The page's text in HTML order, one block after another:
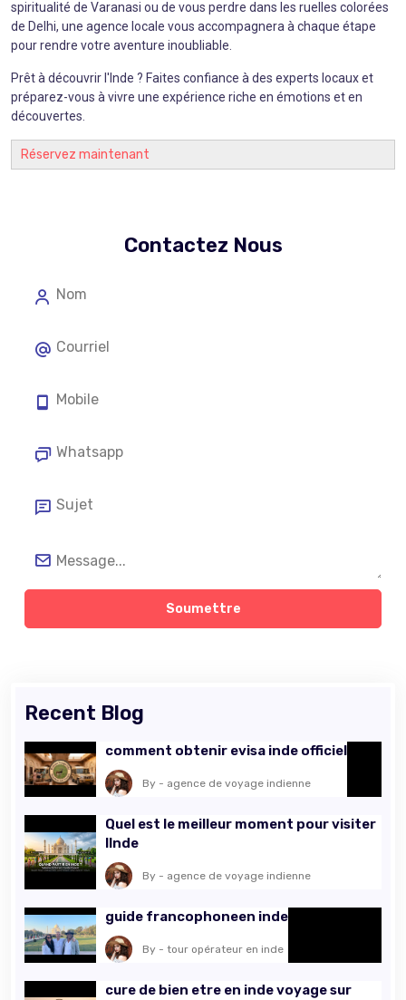
spiritualité de Varanasi ou de vous perdre dans les ruelles colorées
de Delhi, une agence locale vous accompagnera à chaque étape
pour rendre votre aventure inoubliable.
Prêt à découvrir l'Inde ? Faites confiance à des experts locaux et
préparez-vous à vivre une expérience riche en émotions et en
découvertes.
Réservez maintenant
Contactez Nous
Soumettre
Recent Blog
comment obtenir evisa inde officiel
By - agence de voyage indienne
Quel est le meilleur moment pour visiter
lInde
By - agence de voyage indienne
guide francophoneen inde
By - tour opérateur en inde
cure de bien etre en inde voyage sur